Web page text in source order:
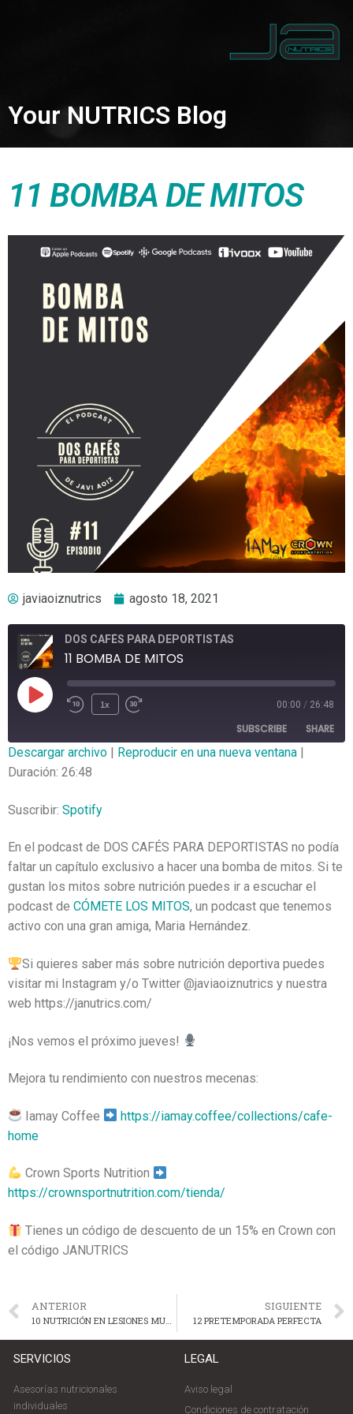
Your NUTRICS Blog
11 BOMBA DE MITOS
javiaoiznutrics agosto 18, 2021
DOS CAFÉS PARA DEPORTISTAS
11 BOMBA DE MITOS
1x 00:00 / 26:48
SUBSCRIBE SHARE
Spotify
RSS FEED
SHARE
LINK
EMBED
Descargar archivo | Reproducir en una nueva ventana |
Duración: 26:48
Suscribir: Spotify
En el podcast de DOS CAFÉS PARA DEPORTISTAS no podía
faltar un capítulo exclusivo a hacer una bomba de mitos. Si te
gustan los mitos sobre nutrición puedes ir a escuchar el
podcast de CÓMETE LOS MITOS, un podcast que tenemos
activo con una gran amiga, Maria Hernández.
Si quieres saber más sobre nutrición deportiva puedes
visitar mi Instagram y/o Twitter @javiaoiznutrics y nuestra
web https://janutrics.com/
¡Nos vemos el próximo jueves!
Mejora tu rendimiento con nuestros mecenas:
Iamay Coffee
https://iamay.coffee/collections/cafe-
home
Crown Sports Nutrition
https://crownsportnutrition.com/tienda/
Tienes un código de descuento de un 15% en Crown con
el código JANUTRICS
ANTERIOR SIGUIENTE
12 PRETEMPORADA PERFECTA
SERVICIOS
Asesorías nutricionales
individuales
LEGAL
Aviso legal
Condiciones de contratación